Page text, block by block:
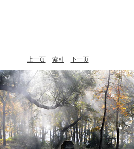
上一页 索引 下一页